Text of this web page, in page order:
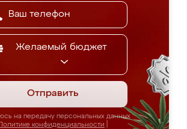
Желаемый бюджет
Отправить
на передачу персональных данных
конфиденциальности